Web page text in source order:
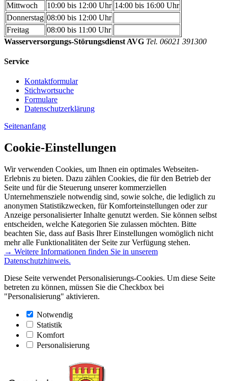
Mittwoch
10:00 bis 12:00 Uhr 14:00 bis 16:00 Uhr
Donnerstag 08:00 bis 12:00 Uhr
Freitag
08:00 bis 11:00 Uhr
Wasserversorgungs-Störungsdienst AVG Tel. 06021 391300
Service
Kontaktformular
Stichwortsuche
Formulare
Datenschutzerklärung
Seitenanfang
Cookie-Einstellungen
Wir verwenden Cookies, um Ihnen ein optimales Webseiten-
Erlebnis zu bieten. Dazu zählen Cookies, die für den Betrieb der
Seite und für die Steuerung unserer kommerziellen
Unternehmensziele notwendig sind, sowie solche, die lediglich zu
anonymen Statistikzwecken, für Komforteinstellungen oder zur
Anzeige personalisierter Inhalte genutzt werden. Sie können selbst
entscheiden, welche Kategorien Sie zulassen möchten. Bitte
beachten Sie, dass auf Basis Ihrer Einstellungen womöglich nicht
mehr alle Funktionalitäten der Seite zur Verfügung stehen.
→ Weitere Informationen finden Sie in unserem
Datenschutzhinweis.
Diese Seite verwendet Personalisierungs-Cookies. Um diese Seite
betreten zu können, müssen Sie die Checkbox bei
"Personalisierung" aktivieren.
Notwendig
Statistik
Komfort
Personalisierung